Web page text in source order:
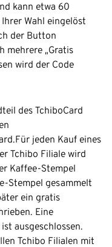
kann etwa 60
Wahl eingelöst
der Button
mehrere „Gratis
wird der Code
des TchiboCard
jeden Kauf eines
Tchibo Filiale wird
Kaffee-Stempel
Stempel gesammelt
ein gratis
Eine
ausgeschlossen.
Tchibo Filialen mit